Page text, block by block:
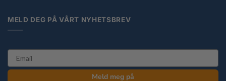
MELD DEG PÅ VÅRT NYHETSBREV
email
Meld meg på